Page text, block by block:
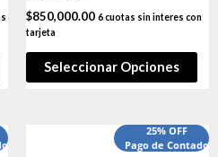
$850,000.00 6 cuotas sin interes con
tarjeta
Seleccionar Opciones
25% OFF
Pago de Contado